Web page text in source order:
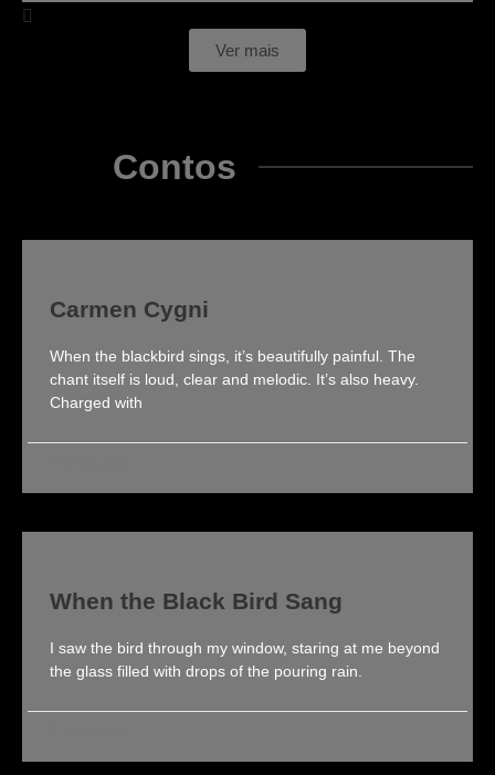
Ver mais
Contos
Carmen Cygni
When the blackbird sings, it’s beautifully painful. The
chant itself is loud, clear and melodic. It’s also heavy.
Charged with
When the Black Bird Sang
I saw the bird through my window, staring at me beyond
the glass filled with drops of the pouring rain.